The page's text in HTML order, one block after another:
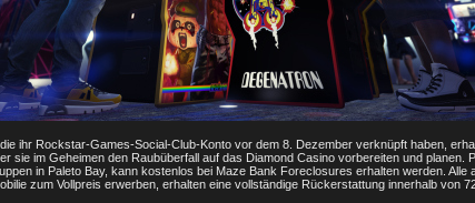
ihr Rockstar-Games-Social-Club-Konto vor dem 8. Dezember verknüpft haben,
sie im Geheimen den Raubüberfall auf das Diamond Casino vorbereiten und planen.
in Paleto Bay, kann kostenlos bei Maze Bank Foreclosures erhalten werden. Alle
zum Vollpreis erwerben, erhalten eine vollständige Rückerstattung innerhalb von